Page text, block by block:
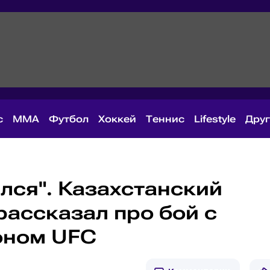
MMA Футбол Хоккей Теннис Lifestyle
Казахстанский
про бой с
UFC